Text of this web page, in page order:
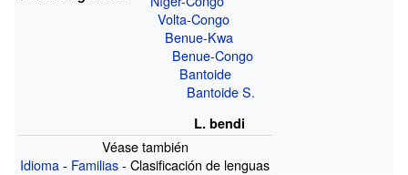
Volta-Congo
Benue-Kwa
Benue-Congo
Bantoide
Bantoide S.
L. bendi
Véase también
Idioma- Familias- Clasificación de lenguas